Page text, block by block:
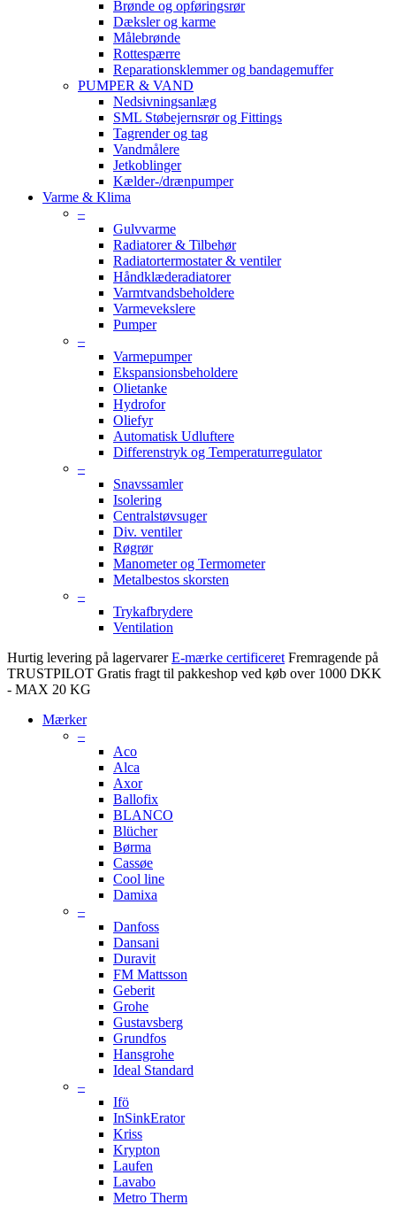
Brønde og opføringsrør
Dæksler og karme
Målebrønde
Rottespærre
Reparationsklemmer og bandagemuffer
PUMPER & VAND
Nedsivningsanlæg
SML Støbejernsrør og Fittings
Tagrender og tag
Vandmålere
Jetkoblinger
Kælder-/drænpumper
Varme & Klima
–
Gulvvarme
Radiatorer & Tilbehør
Radiatortermostater & ventiler
Håndklæderadiatorer
Varmtvandsbeholdere
Varmevekslere
Pumper
–
Varmepumper
Ekspansionsbeholdere
Olietanke
Hydrofor
Oliefyr
Automatisk Udluftere
Differenstryk og Temperaturregulator
–
Snavssamler
Isolering
Centralstøvsuger
Div. ventiler
Røgrør
Manometer og Termometer
Metalbestos skorsten
–
Trykafbrydere
Ventilation
Hurtig levering på lagervarer E-mærke certificeret Fremragende på
TRUSTPILOT Gratis fragt til pakkeshop ved køb over 1000 DKK
- MAX 20 KG
Mærker
–
Aco
Alca
Axor
Ballofix
BLANCO
Blücher
Børma
Cassøe
Cool line
Damixa
–
Danfoss
Dansani
Duravit
FM Mattsson
Geberit
Grohe
Gustavsberg
Grundfos
Hansgrohe
Ideal Standard
–
Ifö
InSinkErator
Kriss
Krypton
Laufen
Lavabo
Metro Therm